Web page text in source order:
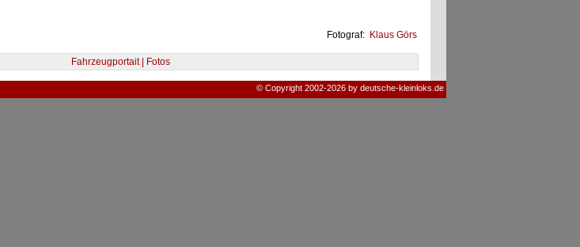
Fotograf: Klaus Görs
Fahrzeugportait | Fotos
© Copyright 2002-2026 by deutsche-kleinloks.de